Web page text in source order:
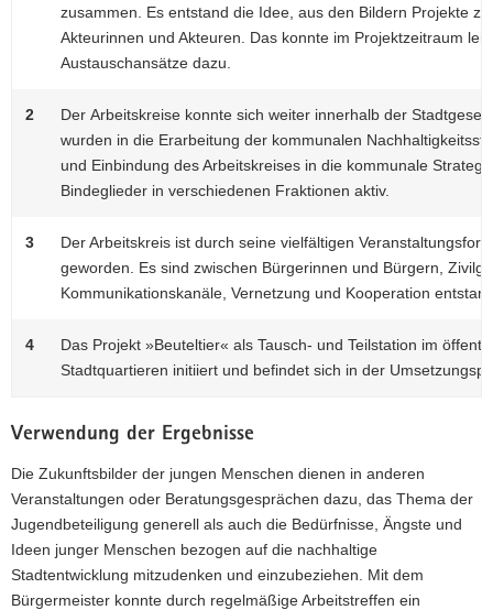
zusammen. Es entstand die Idee, aus den Bildern Projekte
Akteurinnen und Akteuren. Das konnte im Projektzeitraum
Austauschansätze dazu.
2
Der Arbeitskreise konnte sich weiter innerhalb der
wurden in die Erarbeitung der kommunalen
und Einbindung des Arbeitskreises in die kommunale
Bindeglieder in verschiedenen Fraktionen aktiv.
3
Der Arbeitskreis ist durch seine vielfältigen
geworden. Es sind zwischen Bürgerinnen und Bürgern,
Kommunikationskanäle, Vernetzung und Kooperation
4
Das Projekt »Beuteltier« als Tausch- und Teilstation im
Stadtquartieren initiiert und befindet sich in der
Verwendung der Ergebnisse
Die Zukunftsbilder der jungen Menschen dienen in anderen
Veranstaltungen oder Beratungsgesprächen dazu, das Thema der
Jugendbeteiligung generell als auch die Bedürfnisse, Ängste und
Ideen junger Menschen bezogen auf die nachhaltige
Stadtentwicklung mitzudenken und einzubeziehen. Mit dem
Bürgermeister konnte durch regelmäßige Arbeitstreffen ein